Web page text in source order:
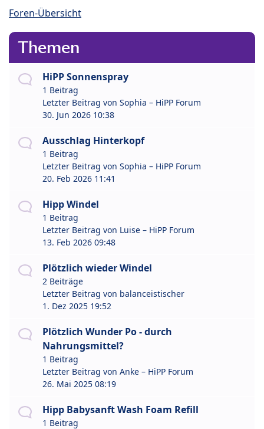
Foren-Übersicht
Themen
HiPP Sonnenspray
1 Beitrag
Letzter Beitrag von Sophia – HiPP Forum
30. Jun 2026 10:38
Ausschlag Hinterkopf
1 Beitrag
Letzter Beitrag von Sophia – HiPP Forum
20. Feb 2026 11:41
Hipp Windel
1 Beitrag
Letzter Beitrag von Luise – HiPP Forum
13. Feb 2026 09:48
Plötzlich wieder Windel
2 Beiträge
Letzter Beitrag von balanceistischer
1. Dez 2025 19:52
Plötzlich Wunder Po - durch
Nahrungsmittel?
1 Beitrag
Letzter Beitrag von Anke – HiPP Forum
26. Mai 2025 08:19
Hipp Babysanft Wash Foam Refill
1 Beitrag